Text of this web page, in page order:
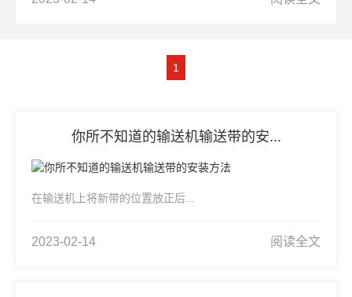
1
你所不知道的输送机输送带的安...
在输送机上将新带的位置放正后...
2023-02-14 阅读全文